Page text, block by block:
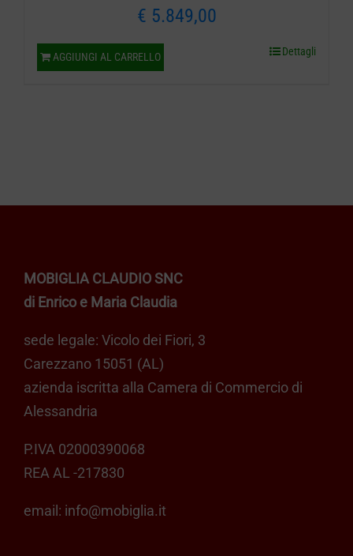
€ 5.849,00
AGGIUNGI AL CARRELLO Dettagli
MOBIGLIA CLAUDIO SNC
di Enrico e Maria Claudia
sede legale: Vicolo dei Fiori, 3
Carezzano 15051 (AL)
azienda iscritta alla Camera di Commercio di
Alessandria
P.IVA 02000390068
REA AL -217830
email: info@mobiglia.it